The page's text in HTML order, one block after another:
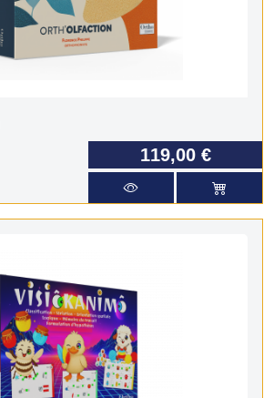
119,00 €